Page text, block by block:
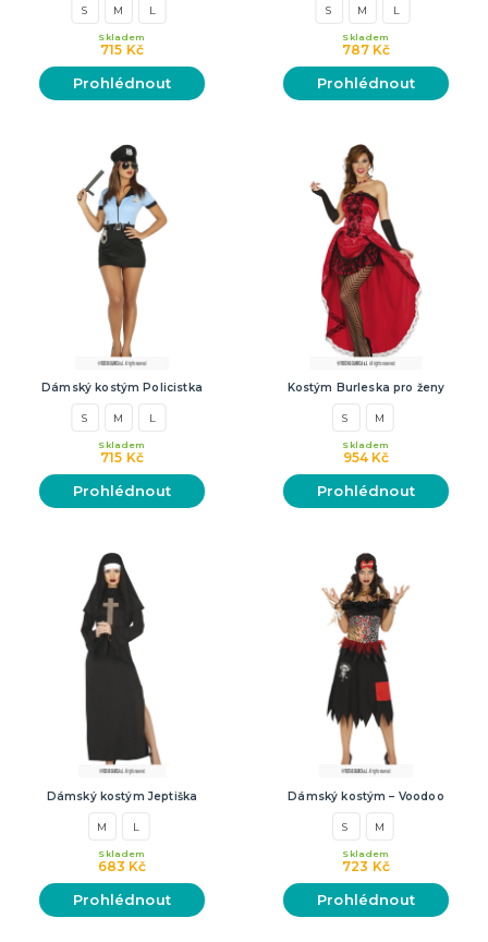
S M L
715 Kč
Skladem
Prohlédnout
S M L
787 Kč
Skladem
Prohlédnout
Dámský kostým Policistka
S M L
715 Kč
Skladem
Prohlédnout
Kostým Burleska pro ženy
S M
954 Kč
Skladem
Prohlédnout
Dámský kostým Jeptiška
M L
683 Kč
Skladem
Prohlédnout
Dámský kostým – Voodoo
S M
723 Kč
Skladem
Prohlédnout